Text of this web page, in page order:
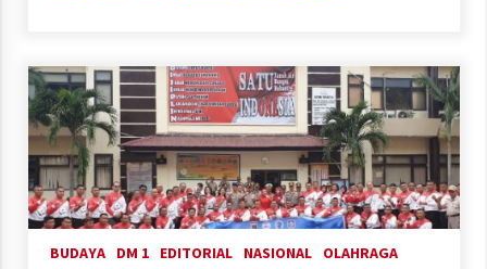
BUDAYA DM 1 EDITORIAL NASIONAL OLAHRAGA